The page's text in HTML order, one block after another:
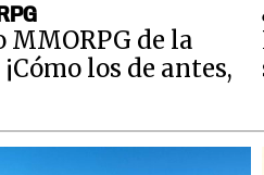
MMORPG de la
los de antes,